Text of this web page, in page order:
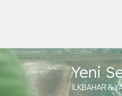
Yeni
İLKBAHAR &